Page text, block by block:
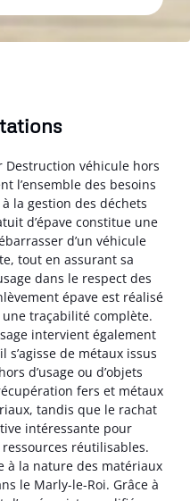
Destruction véhicule hors
l’ensemble des besoins
la gestion des déchets
d’épave constitue une
d’un véhicule
tout en assurant sa
dans le respect des
épave est réalisé
traçabilité complète.
intervient également
de métaux issus
d’usage ou d’objets
fers et métaux
tandis que le rachat
intéressante pour
réutilisables.
à la nature des matériaux
le Marly-le-Roi. Grâce à